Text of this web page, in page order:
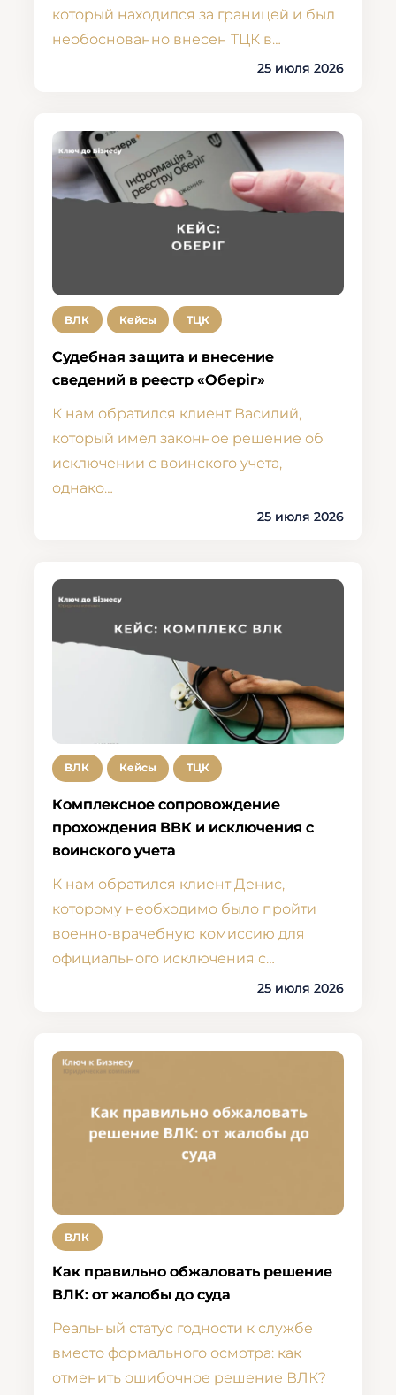
который находился за границей и был
необоснованно внесен ТЦК в…
25 июля 2026
ВЛК Кейсы ТЦК
Судебная защита и внесение
сведений в реестр «Оберіг»
К нам обратился клиент Василий,
который имел законное решение об
исключении с воинского учета,
однако…
25 июля 2026
ВЛК Кейсы ТЦК
Комплексное сопровождение
прохождения ВВК и исключения с
воинского учета
К нам обратился клиент Денис,
которому необходимо было пройти
военно-врачебную комиссию для
официального исключения с…
25 июля 2026
ВЛК
Как правильно обжаловать решение
ВЛК: от жалобы до суда
Реальный статус годности к службе
вместо формального осмотра: как
отменить ошибочное решение ВЛК?